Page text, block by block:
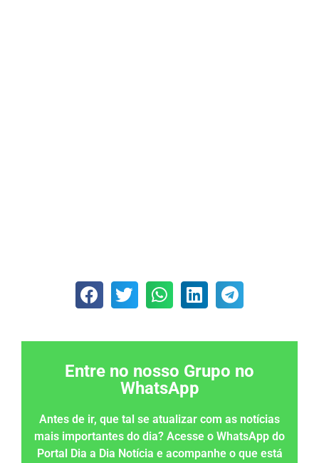
Entre no nosso Grupo no
WhatsApp
Antes de ir, que tal se atualizar com as notícias
mais importantes do dia? Acesse o WhatsApp do
Portal Dia a Dia Notícia e acompanhe o que está